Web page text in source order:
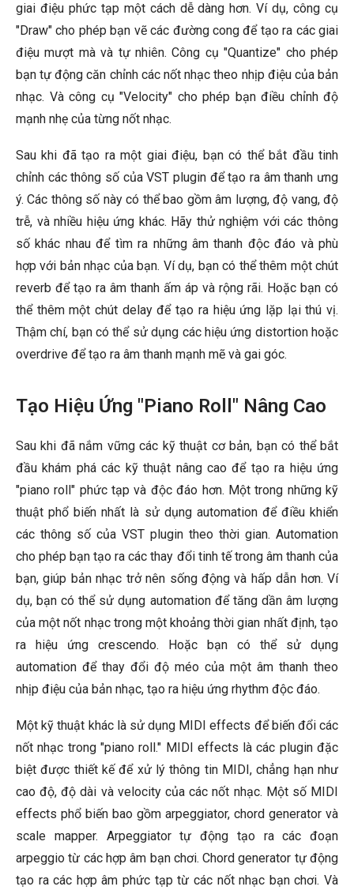
giai điệu phức tạp một cách dễ dàng hơn. Ví dụ, công cụ
"Draw" cho phép bạn vẽ các đường cong để tạo ra các giai
điệu mượt mà và tự nhiên. Công cụ "Quantize" cho phép
bạn tự động căn chỉnh các nốt nhạc theo nhịp điệu của bản
nhạc. Và công cụ "Velocity" cho phép bạn điều chỉnh độ
mạnh nhẹ của từng nốt nhạc.
Sau khi đã tạo ra một giai điệu, bạn có thể bắt đầu tinh
chỉnh các thông số của VST plugin để tạo ra âm thanh ưng
ý. Các thông số này có thể bao gồm âm lượng, độ vang, độ
trễ, và nhiều hiệu ứng khác. Hãy thử nghiệm với các thông
số khác nhau để tìm ra những âm thanh độc đáo và phù
hợp với bản nhạc của bạn. Ví dụ, bạn có thể thêm một chút
reverb để tạo ra âm thanh ấm áp và rộng rãi. Hoặc bạn có
thể thêm một chút delay để tạo ra hiệu ứng lặp lại thú vị.
Thậm chí, bạn có thể sử dụng các hiệu ứng distortion hoặc
overdrive để tạo ra âm thanh mạnh mẽ và gai góc.
Tạo Hiệu Ứng "Piano Roll" Nâng Cao
Sau khi đã nắm vững các kỹ thuật cơ bản, bạn có thể bắt
đầu khám phá các kỹ thuật nâng cao để tạo ra hiệu ứng
"piano roll" phức tạp và độc đáo hơn. Một trong những kỹ
thuật phổ biến nhất là sử dụng automation để điều khiển
các thông số của VST plugin theo thời gian. Automation
cho phép bạn tạo ra các thay đổi tinh tế trong âm thanh của
bạn, giúp bản nhạc trở nên sống động và hấp dẫn hơn. Ví
dụ, bạn có thể sử dụng automation để tăng dần âm lượng
của một nốt nhạc trong một khoảng thời gian nhất định, tạo
ra hiệu ứng crescendo. Hoặc bạn có thể sử dụng
automation để thay đổi độ méo của một âm thanh theo
nhịp điệu của bản nhạc, tạo ra hiệu ứng rhythm độc đáo.
Một kỹ thuật khác là sử dụng MIDI effects để biến đổi các
nốt nhạc trong "piano roll." MIDI effects là các plugin đặc
biệt được thiết kế để xử lý thông tin MIDI, chẳng hạn như
cao độ, độ dài và velocity của các nốt nhạc. Một số MIDI
effects phổ biến bao gồm arpeggiator, chord generator và
scale mapper. Arpeggiator tự động tạo ra các đoạn
arpeggio từ các hợp âm bạn chơi. Chord generator tự động
tạo ra các hợp âm phức tạp từ các nốt nhạc bạn chơi. Và